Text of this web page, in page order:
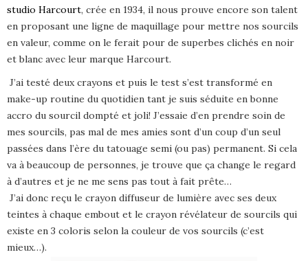
studio Harcourt, crée en 1934, il nous prouve encore son talent
en proposant une ligne de maquillage pour mettre nos sourcils
en valeur, comme on le ferait pour de superbes clichés en noir
et blanc avec leur marque Harcourt.
J’ai testé deux crayons et puis le test s’est transformé en
make-up routine du quotidien tant je suis séduite en bonne
accro du sourcil dompté et joli! J’essaie d’en prendre soin de
mes sourcils, pas mal de mes amies sont d’un coup d’un seul
passées dans l’ère du tatouage semi (ou pas) permanent. Si cela
va à beaucoup de personnes, je trouve que ça change le regard
à d’autres et je ne me sens pas tout à fait prête…
J’ai donc reçu le crayon diffuseur de lumière avec ses deux
teintes à chaque embout et le crayon révélateur de sourcils qui
existe en 3 coloris selon la couleur de vos sourcils (c’est
mieux…).